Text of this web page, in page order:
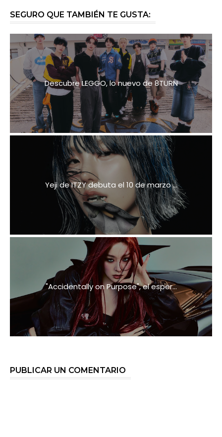
SEGURO QUE TAMBIÉN TE GUSTA:
Descubre LEGGO, lo nuevo de 8TURN
Yeji de ITZY debuta el 10 de marzo ...
"Accidentally on Purpose", el esper...
PUBLICAR UN COMENTARIO